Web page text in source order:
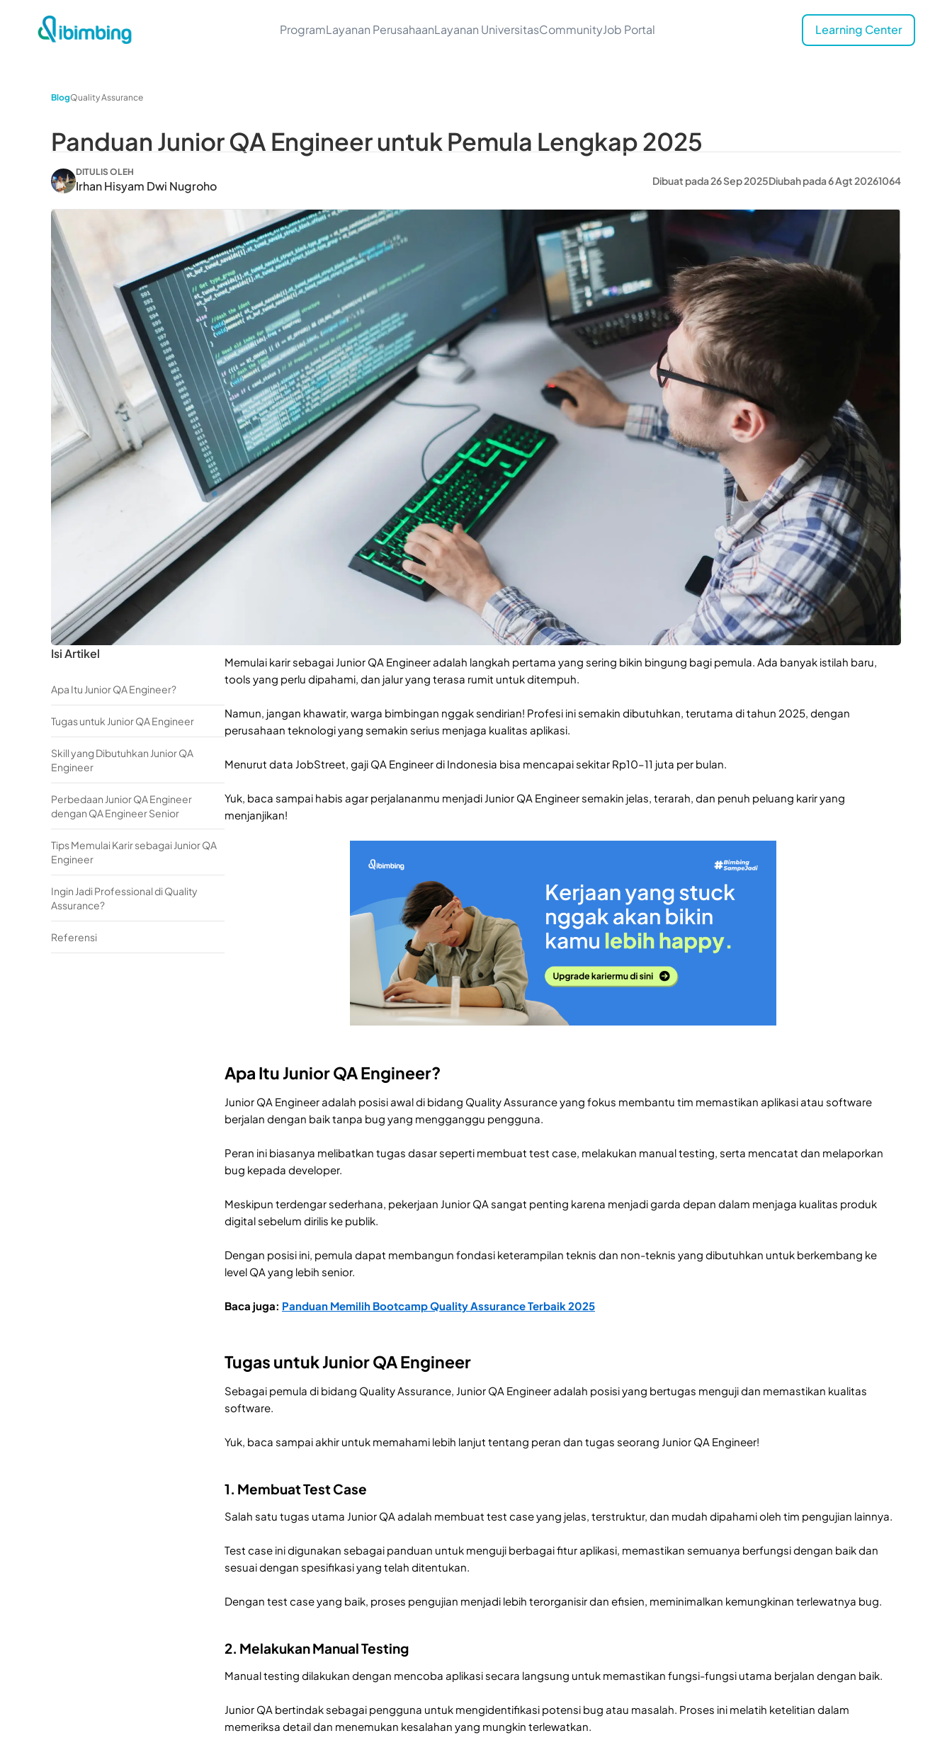
ProgramLayanan PerusahaanLayanan UniversitasCommunityJob Portal Learning Center
BlogQuality Assurance
Panduan Junior QA Engineer untuk Pemula Lengkap 2025
DITULIS OLEH
Irhan Hisyam Dwi Nugroho Dibuat pada 26 Sep 2025Diubah pada 6 Agt 20261064
Isi Artikel
Apa Itu Junior QA Engineer?
Tugas untuk Junior QA Engineer
Skill yang Dibutuhkan Junior QA
Engineer
Perbedaan Junior QA Engineer
dengan QA Engineer Senior
Tips Memulai Karir sebagai Junior QA
Engineer
Ingin Jadi Professional di Quality
Assurance?
Referensi
Memulai karir sebagai Junior QA Engineer adalah langkah pertama yang sering bikin bingung bagi pemula. Ada banyak istilah baru,
tools yang perlu dipahami, dan jalur yang terasa rumit untuk ditempuh.
Namun, jangan khawatir, warga bimbingan nggak sendirian! Profesi ini semakin dibutuhkan, terutama di tahun 2025, dengan
perusahaan teknologi yang semakin serius menjaga kualitas aplikasi.
Menurut data JobStreet, gaji QA Engineer di Indonesia bisa mencapai sekitar Rp10–11 juta per bulan.
Yuk, baca sampai habis agar perjalananmu menjadi Junior QA Engineer semakin jelas, terarah, dan penuh peluang karir yang
menjanjikan!
Apa Itu Junior QA Engineer?
Junior QA Engineer adalah posisi awal di bidang Quality Assurance yang fokus membantu tim memastikan aplikasi atau software
berjalan dengan baik tanpa bug yang mengganggu pengguna.
Peran ini biasanya melibatkan tugas dasar seperti membuat test case, melakukan manual testing, serta mencatat dan melaporkan
bug kepada developer.
Meskipun terdengar sederhana, pekerjaan Junior QA sangat penting karena menjadi garda depan dalam menjaga kualitas produk
digital sebelum dirilis ke publik.
Dengan posisi ini, pemula dapat membangun fondasi keterampilan teknis dan non-teknis yang dibutuhkan untuk berkembang ke
level QA yang lebih senior.
Baca juga: Panduan Memilih Bootcamp Quality Assurance Terbaik 2025
Tugas untuk Junior QA Engineer
Sebagai pemula di bidang Quality Assurance, Junior QA Engineer adalah posisi yang bertugas menguji dan memastikan kualitas
software.
Yuk, baca sampai akhir untuk memahami lebih lanjut tentang peran dan tugas seorang Junior QA Engineer!
1. Membuat Test Case
Salah satu tugas utama Junior QA adalah membuat test case yang jelas, terstruktur, dan mudah dipahami oleh tim pengujian lainnya.
Test case ini digunakan sebagai panduan untuk menguji berbagai fitur aplikasi, memastikan semuanya berfungsi dengan baik dan
sesuai dengan spesifikasi yang telah ditentukan.
Dengan test case yang baik, proses pengujian menjadi lebih terorganisir dan efisien, meminimalkan kemungkinan terlewatnya bug.
2. Melakukan Manual Testing
Manual testing dilakukan dengan mencoba aplikasi secara langsung untuk memastikan fungsi-fungsi utama berjalan dengan baik.
Junior QA bertindak sebagai pengguna untuk mengidentifikasi potensi bug atau masalah. Proses ini melatih ketelitian dalam
memeriksa detail dan menemukan kesalahan yang mungkin terlewatkan.